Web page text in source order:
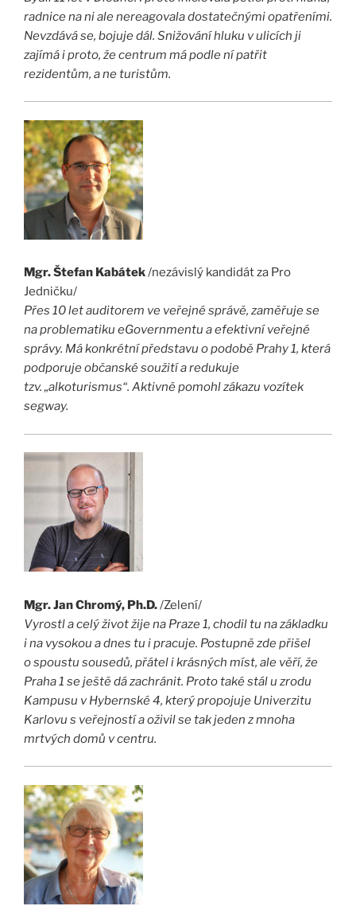
radnice na ni ale nereagovala dostatečnými opatřeními.
Nevzdává se, bojuje dál. Snižování hluku v ulicích ji
zajímá i proto, že centrum má podle ní patřit
rezidentům, a ne turistům.
Mgr. Štefan Kabátek/nezávislý kandidát za Pro
Jedničku/
Přes 10 let auditorem ve veřejné správě, zaměřuje se
na problematiku eGovernmentu a efektivní veřejné
správy. Má konkrétní představu o podobě Prahy 1, která
podporuje občanské soužití a redukuje
tzv. „alkoturismus“. Aktivně pomohl zákazu vozítek
segway.
Mgr. Jan Chromý, Ph.D./Zelení/
Vyrostl a celý život žije na Praze 1, chodil tu na základku
i na vysokou a dnes tu i pracuje. Postupně zde přišel
o spoustu sousedů, přátel i krásných míst, ale věří, že
Praha 1 se ještě dá zachránit. Proto také stál u zrodu
Kampusu v Hybernské 4, který propojuje Univerzitu
Karlovu s veřejností a oživil se tak jeden z mnoha
mrtvých domů v centru.